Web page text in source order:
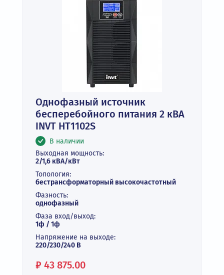
Однофазный источник
бесперебойного питания 2 кВА
INVT HT1102S
В наличии
Выходная мощность:
2/1,6 кВА/кВт
Топология:
бестрансформаторный высокочастотный
Фазность:
однофазный
Фаза вход/выход:
1ф / 1ф
Напряжение на выходе:
220/230/240 В
Цена:
₽ 43 875.00